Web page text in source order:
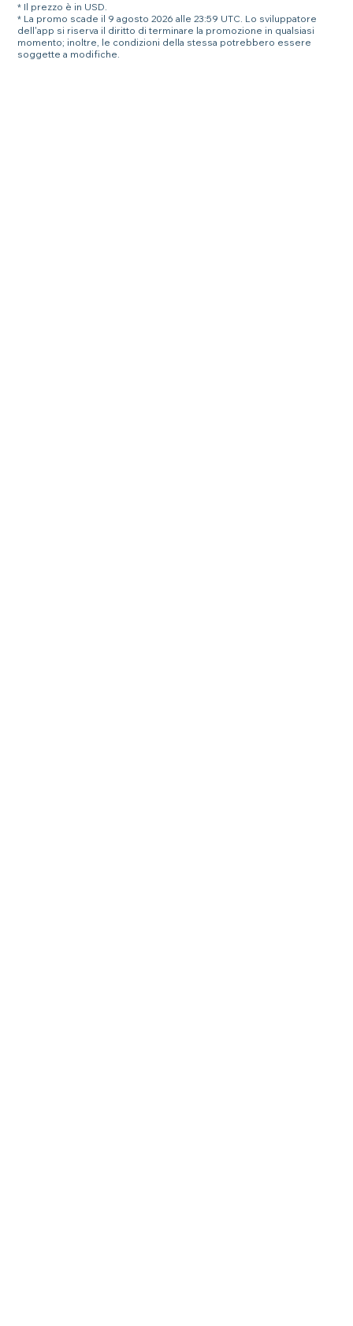
* Il prezzo è in USD.
* La promo scade il 9 agosto 2026 alle 23:59 UTC. Lo sviluppatore
dell'app si riserva il diritto di terminare la promozione in qualsiasi
momento; inoltre, le condizioni della stessa potrebbero essere
soggette a modifiche.